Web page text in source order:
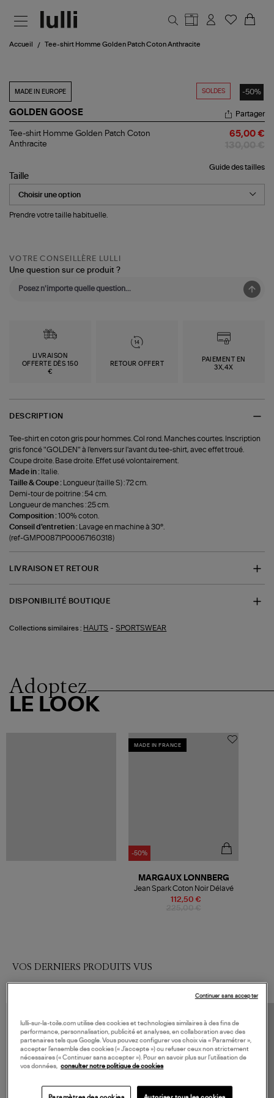
Accueil Tee-shirt Homme Golden Patch Coton Anthracite
SOLDES -50%
MADE IN EUROPE
GOLDEN GOOSE
Tee-
shirt
Patch
Coton
Anthracite
Partager
Tee-shirt Homme Golden Patch Coton
Anthracite
65,00 €
Guide des tailles
Taille
Prendre votre taille habituelle.
VOTRE CONSEILLÈRE LULLI
Une question sur ce produit ?
LIVRAISON
OFFERTE DÈS 150
€
RETOUR OFFERT
PAIEMENT EN
3X,4X
DESCRIPTION
Tee-shirt en coton gris pour hommes. Col rond. Manches courtes. Inscription
gris foncé "GOLDEN" à l'envers sur l'avant du tee-shirt, avec effet troué.
Coupe droite. Base droite. Effet usé volontairement.
Made in : Italie.
Taille & Coupe :
Longueur (taille S) : 72 cm.
Demi-tour de poitrine : 54 cm.
Longueur de manches : 25 cm.
Composition :100% coton.
Conseil d'entretien :
Lavage en machine à 30°.
(ref-GMP00871P00067160318)
LIVRAISON ET RETOUR
DISPONIBILITÉ BOUTIQUE
Collections similaires : HAUTS -SPORTSWEAR
Adoptez
LE LOOK
MADE IN FRANCE
-50%
112,50 €
MARGAUX LONNBERG
Jean Spark Coton Noir Délavé
VOS DERNIERS PRODUITS VUS
lulli-sur-la-toile.com utilise des cookies et technologies similaires à des fins de
performance, personnalisation, publicité et analyses, en collaboration avec des
partenaires tels que Google. Vous pouvez configurer vos choix via « Paramétrer »,
accepter l’ensemble des cookies (« J’accepte ») ou refuser ceux non strictement
nécessaires (« Continuer sans accepter »). Pour en savoir plus sur l’utilisation de
vos données,
consulter notre politique de cookies
Continuer sans accepter